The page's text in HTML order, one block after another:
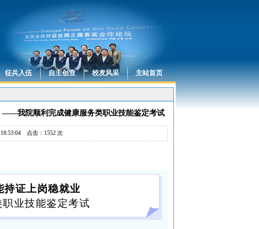
征兵入伍 自主创业 校友风采 主站首页
——我院顺利完成健康服务类职业技能鉴定考试
点击： 1552 次
持证上岗稳就业
业技能鉴定考试